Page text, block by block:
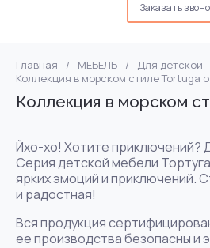
Заказать
Главная / МЕБЕЛЬ / Для детской
Коллекция в морском стиле Tortuga
Коллекция в морском
Йхо-хо! Хотите приключений?
Серия детской мебели
ярких эмоций и приключений.
и радостная!
Вся продукция
ее производства безопасны и